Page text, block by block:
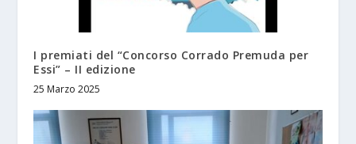
I premiati del “Concorso Corrado Premuda per
Essi” – II edizione
25 Marzo 2025